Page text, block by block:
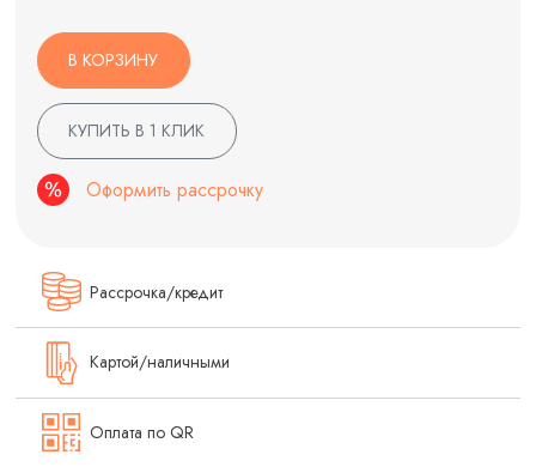
В КОРЗИНУ
КУПИТЬ В 1 КЛИК
Оформить рассрочку
Рассрочка/кредит
Картой/наличными
Оплата по QR